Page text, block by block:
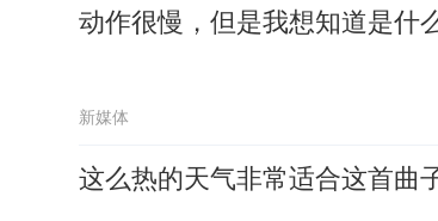
动作很慢，但是我想知道是什
新媒体
这么热的天气非常适合这首曲